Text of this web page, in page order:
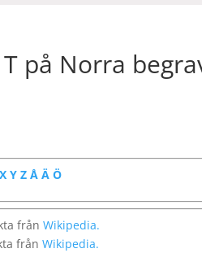
på Norra
XYZÅÄÖ
från Wikipedia.
frånWikipedia.